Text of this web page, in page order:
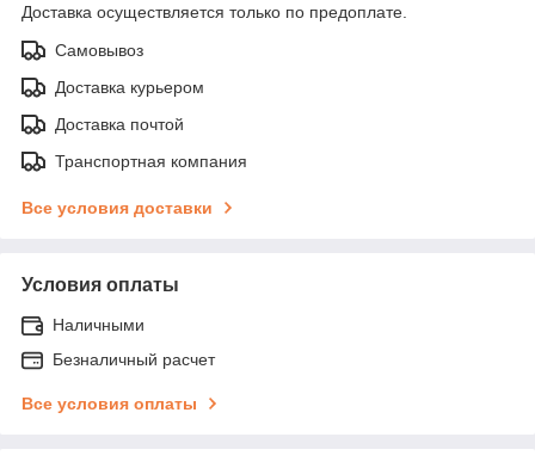
Доставка осуществляется только по предоплате.
Самовывоз
Доставка курьером
Доставка почтой
Транспортная компания
Все условия доставки
Условия оплаты
Наличными
Безналичный расчет
Все условия оплаты